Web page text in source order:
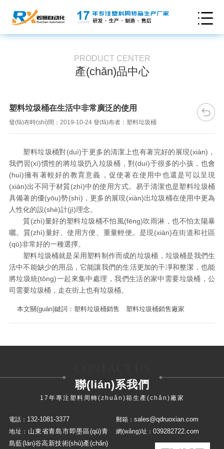
PRODUCT CENTER
產(chǎn)品中心
塑料垃圾桶在生活中非常廣泛的使用
發(fā)布時(shí)間：2019-10-24 發(fā)布者：塑料垃圾桶
塑料垃圾桶對(duì)于更多的清潔上也有著完好的展現(xiàn)，
我們習(xí)慣性的將垃圾扔入垃圾桶，對(duì)于很多的小孩，也會
(huì)擁有著較好的教育意義，促使著在使用中也還是可以呈現
(xiàn)出不同于材質(zhì)中的使用方式。易于清潔也是塑料垃圾桶
具備著的優(yōu)勢(shì)，更多的展現(xiàn)出垃圾桶在使用中更為
人性化的設(shè)計(jì)理念。
質(zhì)量好的塑料垃圾桶不怕風(fēng)吹雨淋，也不怕太陽暴
曬。質(zhì)量好、使用方便、重量輕便。是現(xiàn)在街道和社區
(qū)非常好的一種選擇。
塑料垃圾桶就是采用塑料制作而成的垃圾桶，垃圾桶是我們生
活中不能缺少的用品，它能讓我們的生活更加的干凈和整潔，也能
將垃圾統(tǒng)一起來集中處理，我們生活的家中需要垃圾桶，公
司需要垃圾桶，走在街上也有垃圾桶。
本文關(guān)鍵詞： 塑料垃圾桶銷售 塑料垃圾桶銷售廠家
聯(lián)系我們
17年專注塑料周轉(zhuǎn)箱生產(chǎn)廠家
電話： 132-1081-3377
地址： 山東省青島市即墨區(qū)青
島藍(lán)谷高新技術(shù)產(chǎn)
郵箱：sales@qdruoxian.com
網(wǎng)址：039282722.com